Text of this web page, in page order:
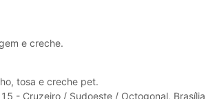
e creche.
tosa e creche pet.
- Cruzeiro / Sudoeste / Octogonal,